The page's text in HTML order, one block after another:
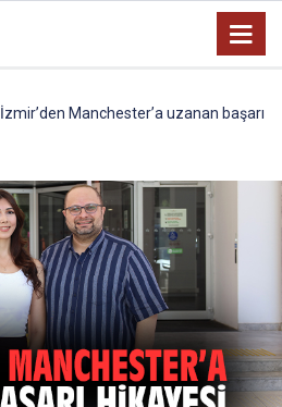
İzmir’den Manchester’a uzanan başarı